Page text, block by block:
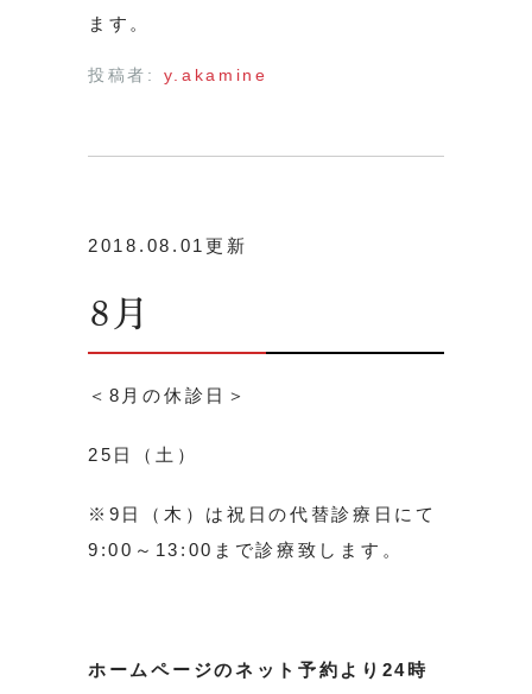
ます。
投稿者: y.akamine
2018.08.01更新
8月
＜8月の休診日＞
25日（土）
※9日（木）は祝日の代替診療日にて
9:00～13:00まで診療致します。
ホームページのネット予約より24時